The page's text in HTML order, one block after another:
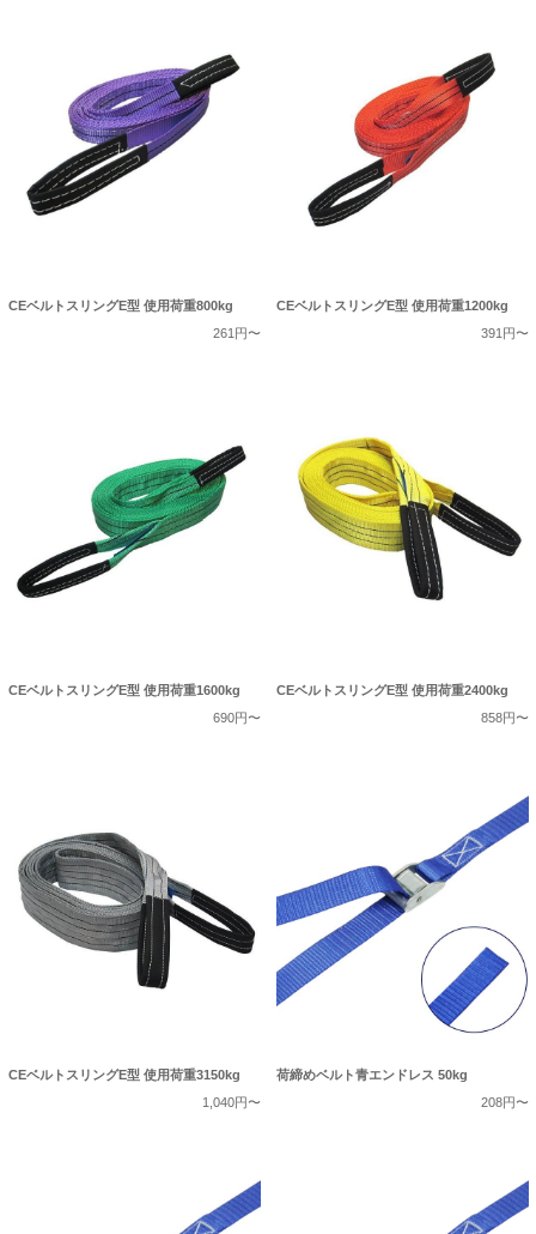
CEベルトスリングE型 使用荷重800kg
261円〜
CEベルトスリングE型 使用荷重1200kg
391円〜
CEベルトスリングE型 使用荷重1600kg
690円〜
CEベルトスリングE型 使用荷重2400kg
858円〜
CEベルトスリングE型 使用荷重3150kg
1,040円〜
荷締めベルト青エンドレス 50kg
208円〜